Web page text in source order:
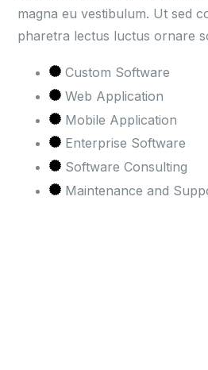
magna eu vestibulum. Ut sed
pharetra lectus luctus ornare
Custom Software
Web Application
Mobile Application
Enterprise Software
Software Consulting
Maintenance and